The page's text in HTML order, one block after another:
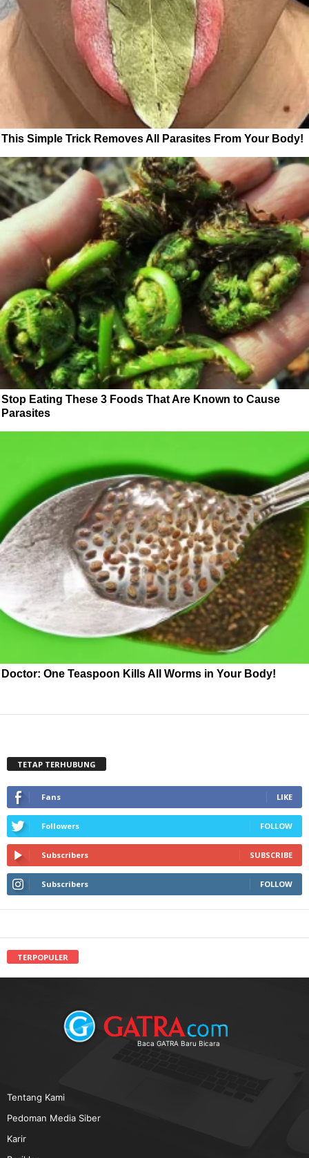
This Simple Trick Removes All Parasites From Your Body!
Stop Eating These 3 Foods That Are Known to Cause
Parasites
Doctor: One Teaspoon Kills All Worms in Your Body!
TETAP TERHUBUNG
Fans LIKE
Followers FOLLOW
Subscribers SUBSCRIBE
Subscribers FOLLOW